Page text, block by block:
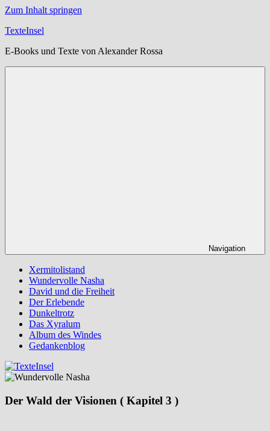
Zum Inhalt springen
TexteInsel
E-Books und Texte von Alexander Rossa
Navigation
Xermitolistand
Wundervolle Nasha
David und die Freiheit
Der Erlebende
Dunkeltrotz
Das Xyralum
Album des Windes
Gedankenblog
Der Wald der Visionen ( Kapitel 3 )